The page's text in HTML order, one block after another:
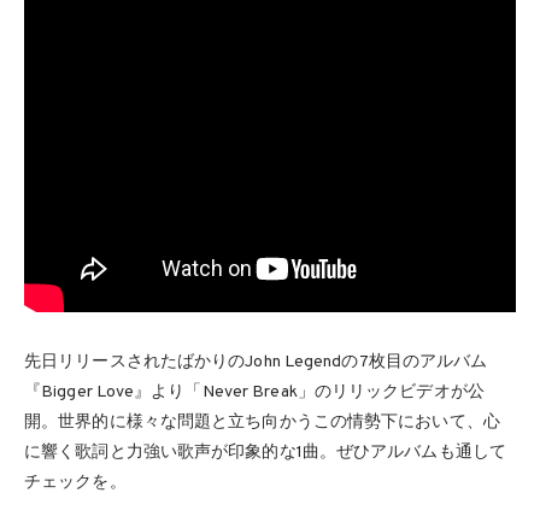
先日リリースされたばかりのJohn Legendの7枚目のアルバム
『Bigger Love』より「Never Break」のリリックビデオが公
開。世界的に様々な問題と立ち向かうこの情勢下において、心
に響く歌詞と力強い歌声が印象的な1曲。ぜひアルバムも通して
チェックを。